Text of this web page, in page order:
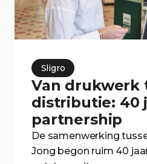
Sligro
Van drukwerk
distributie: 40
partnership
De samenwerking
Jong begon ruim 40